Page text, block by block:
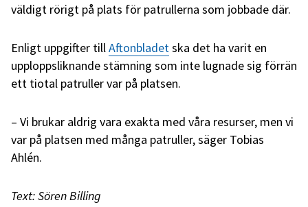
väldigt rörigt på plats för patrullerna som jobbade där.
Enligt uppgifter till Aftonbladet ska det ha varit en
upploppsliknande stämning som inte lugnade sig förrän
ett tiotal patruller var på platsen.
– Vi brukar aldrig vara exakta med våra resurser, men vi
var på platsen med många patruller, säger Tobias
Ahlén.
Text: Sören Billing